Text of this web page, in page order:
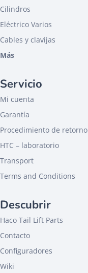
Cilindros
Eléctrico Varios
Cables y clavijas
Más
Servicio
Mi cuenta
Garantía
Procedimiento de retorno
HTC – laboratorio
Transport
Terms and Conditions
Descubrir
Haco Tail Lift Parts
Contacto
Configuradores
Wiki